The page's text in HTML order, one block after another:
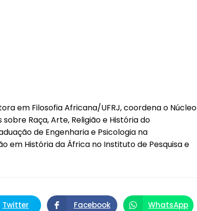
em Filosofia Africana/UFRJ, coordena o Núcleo
Raça, Arte, Religião e História do
de Engenharia e Psicologia na
em História da África no Instituto de Pesquisa e
Twitter Facebook WhatsApp